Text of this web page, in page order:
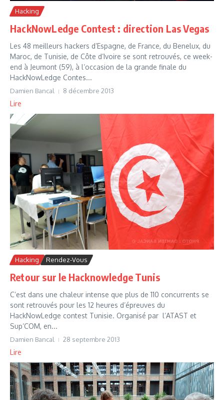
Hacking
HackNowLedge Contest : direction Las Vegas
Les 48 meilleurs hackers d’Espagne, de France, du Benelux, du
Maroc, de Tunisie, de Côte d’Ivoire se sont retrouvés, ce week-
end à Jeumont (59), à l’occasion de la grande finale du
HackNowLedge Contes...
Damien Bancal 8 décembre 2013
Lire
Hacking Rendez-Vous
Retour sur le Hacknowledge Tunis
C’est dans une chaleur intense que plus de 110 concurrents se
sont retrouvés pour les 12 heures d’épreuves du
HackNowLedge contest Tunisie. Organisé par l’ATAST et
Sup’COM, en...
Damien Bancal 28 septembre 2013
Lire